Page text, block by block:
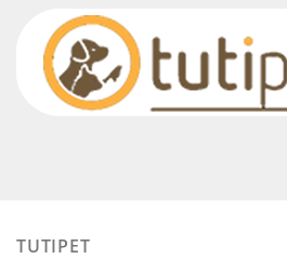
TUTIPET